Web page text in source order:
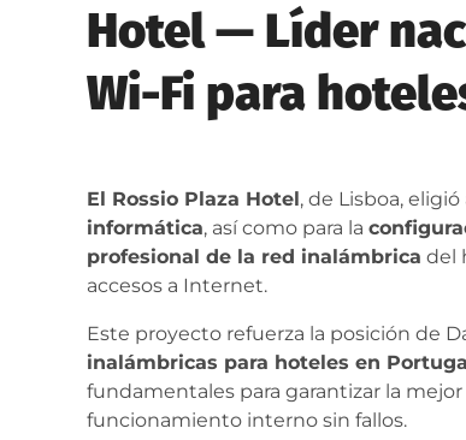
Hotel — Líder
Wi-Fi para
El Rossio Plaza Hotel, de Lisboa, eligió
informática, así como para la
profesional de la red inalámbrica del
accesos a Internet.
Este proyecto refuerza la posición de
inalámbricas para hoteles en
fundamentales para garantizar la
funcionamiento interno sin fallos.